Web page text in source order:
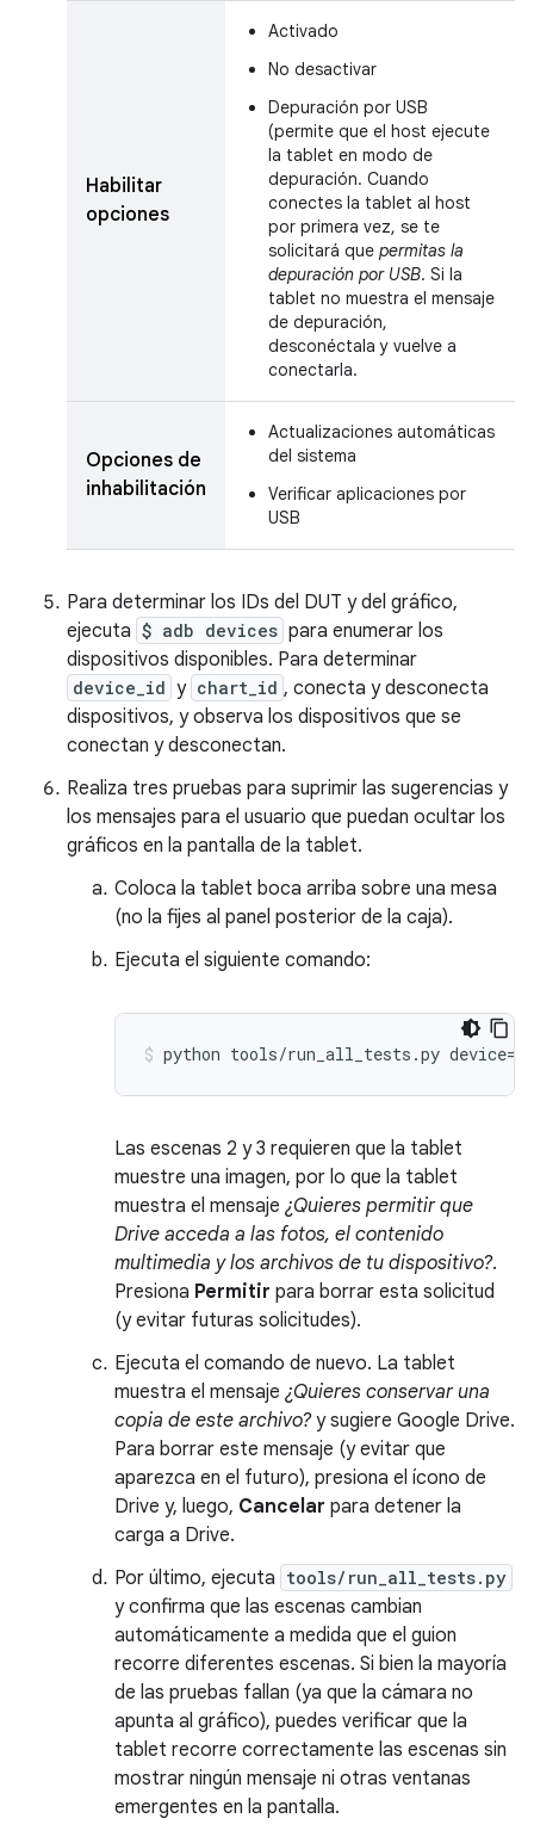
Habilitar
opciones
Activado
No desactivar
Depuración por USB
(permite que el host ejecute
la tablet en modo de
depuración. Cuando
conectes la tablet al host
por primera vez, se te
solicitará que permitas la
depuración por USB. Si la
tablet no muestra el mensaje
de depuración,
desconéctala y vuelve a
conectarla.
Opciones de
inhabilitación
Actualizaciones automáticas
del sistema
Verificar aplicaciones por
USB
Para determinar los IDs del DUT y del gráfico,
ejecuta $ adb devices para enumerar los
dispositivos disponibles. Para determinar
device_id y chart_id , conecta y desconecta
dispositivos, y observa los dispositivos que se
conectan y desconectan.
Realiza tres pruebas para suprimir las sugerencias y
los mensajes para el usuario que puedan ocultar los
gráficos en la pantalla de la tablet.
Coloca la tablet boca arriba sobre una mesa
(no la fijes al panel posterior de la caja).
Ejecuta el siguiente comando:
Las escenas 2 y 3 requieren que la tablet
muestre una imagen, por lo que la tablet
muestra el mensaje ¿Quieres permitir que
Drive acceda a las fotos, el contenido
multimedia y los archivos de tu dispositivo?.
Presiona Permitir para borrar esta solicitud
(y evitar futuras solicitudes).
Ejecuta el comando de nuevo. La tablet
muestra el mensaje ¿Quieres conservar una
copia de este archivo?y sugiere Google Drive.
Para borrar este mensaje (y evitar que
aparezca en el futuro), presiona el ícono de
Drive y, luego, Cancelar para detener la
carga a Drive.
Por último, ejecuta tools/run_all_tests.py
y confirma que las escenas cambian
automáticamente a medida que el guion
recorre diferentes escenas. Si bien la mayoría
de las pruebas fallan (ya que la cámara no
apunta al gráfico), puedes verificar que la
tablet recorre correctamente las escenas sin
mostrar ningún mensaje ni otras ventanas
emergentes en la pantalla.